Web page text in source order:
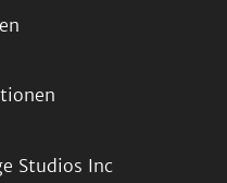
Studios Inc